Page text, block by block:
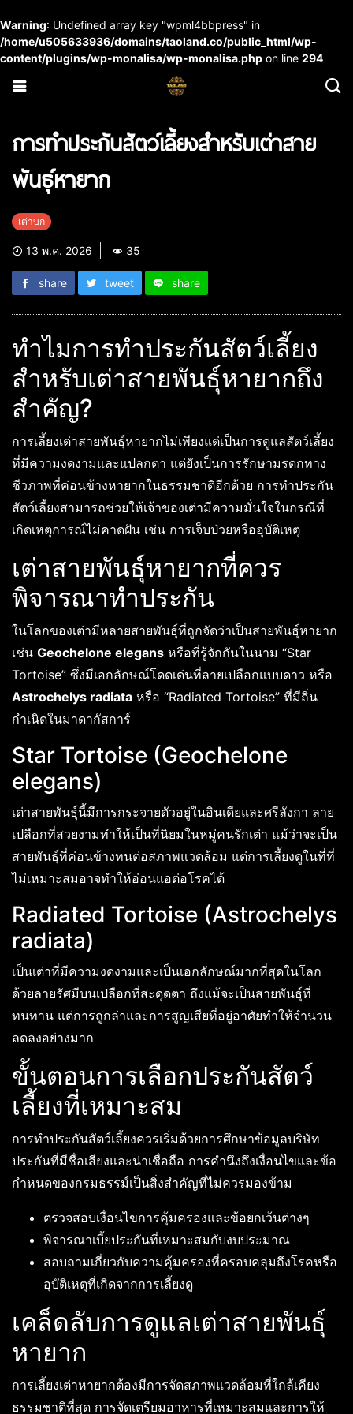
Warning: Undefined array key "wpml4bbpress" in
/home/u505633936/domains/taoland.co/public_html/wp-
content/plugins/wp-monalisa/wp-monalisa.php on line 294
การทำประกันสัตว์เลี้ยงสำหรับเต่าสาย
พันธุ์หายาก
เต่าบก
13 พ.ค. 2026 35
share tweet share
ทำไมการทำประกันสัตว์เลี้ยง
สำหรับเต่าสายพันธุ์หายากถึง
สำคัญ?
การเลี้ยงเต่าสายพันธุ์หายากไม่เพียงแต่เป็นการดูแลสัตว์เลี้ยง
ที่มีความงดงามและแปลกตา แต่ยังเป็นการรักษามรดกทาง
ชีวภาพที่ค่อนข้างหายากในธรรมชาติอีกด้วย การทำประกัน
สัตว์เลี้ยงสามารถช่วยให้เจ้าของเต่ามีความมั่นใจในกรณีที่
เกิดเหตุการณ์ไม่คาดฝัน เช่น การเจ็บป่วยหรืออุบัติเหตุ
เต่าสายพันธุ์หายากที่ควร
พิจารณาทำประกัน
ในโลกของเต่ามีหลายสายพันธุ์ที่ถูกจัดว่าเป็นสายพันธุ์หายาก
เช่น Geochelone elegans หรือที่รู้จักกันในนาม “Star
Tortoise” ซึ่งมีเอกลักษณ์โดดเด่นที่ลายเปลือกแบบดาว หรือ
Astrochelys radiata หรือ “Radiated Tortoise” ที่มีถิ่น
กำเนิดในมาดากัสการ์
Star Tortoise (Geochelone
elegans)
เต่าสายพันธุ์นี้มีการกระจายตัวอยู่ในอินเดียและศรีลังกา ลาย
เปลือกที่สวยงามทำให้เป็นที่นิยมในหมู่คนรักเต่า แม้ว่าจะเป็น
สายพันธุ์ที่ค่อนข้างทนต่อสภาพแวดล้อม แต่การเลี้ยงดูในที่ที่
ไม่เหมาะสมอาจทำให้อ่อนแอต่อโรคได้
Radiated Tortoise (Astrochelys
radiata)
เป็นเต่าที่มีความงดงามและเป็นเอกลักษณ์มากที่สุดในโลก
ด้วยลายรัศมีบนเปลือกที่สะดุดตา ถึงแม้จะเป็นสายพันธุ์ที่
ทนทาน แต่การถูกล่าและการสูญเสียที่อยู่อาศัยทำให้จำนวน
ลดลงอย่างมาก
ขั้นตอนการเลือกประกันสัตว์
เลี้ยงที่เหมาะสม
การทำประกันสัตว์เลี้ยงควรเริ่มด้วยการศึกษาข้อมูลบริษัท
ประกันที่มีชื่อเสียงและน่าเชื่อถือ การคำนึงถึงเงื่อนไขและข้อ
กำหนดของกรมธรรม์เป็นสิ่งสำคัญที่ไม่ควรมองข้าม
ตรวจสอบเงื่อนไขการคุ้มครองและข้อยกเว้นต่างๆ
พิจารณาเบี้ยประกันที่เหมาะสมกับงบประมาณ
สอบถามเกี่ยวกับความคุ้มครองที่ครอบคลุมถึงโรคหรือ
อุบัติเหตุที่เกิดจากการเลี้ยงดู
เคล็ดลับการดูแลเต่าสายพันธุ์
หายาก
การเลี้ยงเต่าหายากต้องมีการจัดสภาพแวดล้อมที่ใกล้เคียง
ธรรมชาติที่สุด การจัดเตรียมอาหารที่เหมาะสมและการให้